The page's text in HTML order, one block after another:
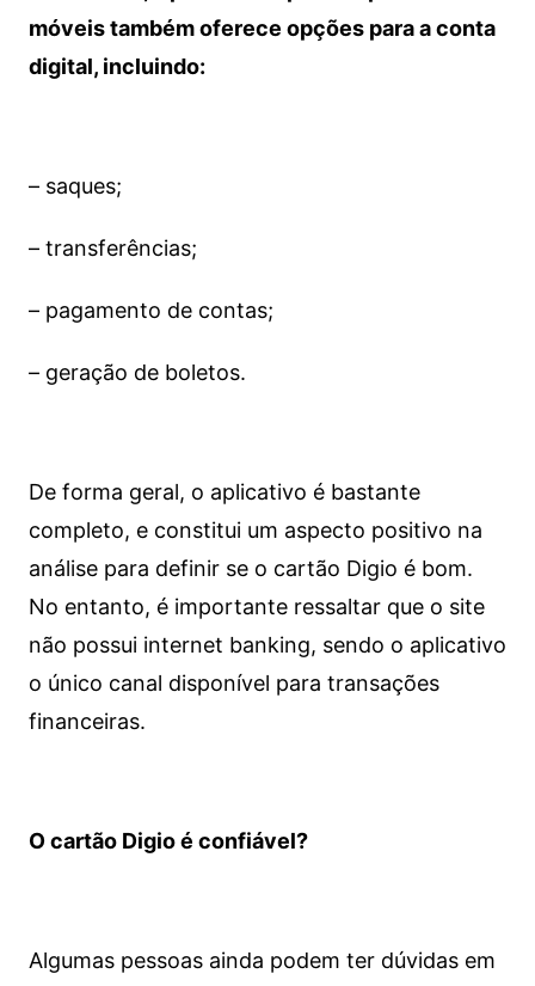
móveis também oferece opções para a conta
digital, incluindo:
– saques;
– transferências;
– pagamento de contas;
– geração de boletos.
De forma geral, o aplicativo é bastante
completo, e constitui um aspecto positivo na
análise para definir se o cartão Digio é bom.
No entanto, é importante ressaltar que o site
não possui internet banking, sendo o aplicativo
o único canal disponível para transações
financeiras.
O cartão Digio é confiável?
Algumas pessoas ainda podem ter dúvidas em